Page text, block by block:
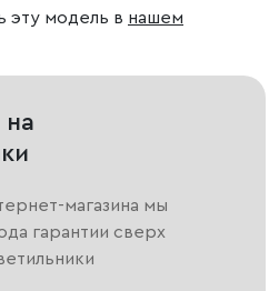
эту модель в нашем
на
магазина мы
гарантии сверх